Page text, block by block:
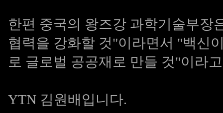
한편 중국의 왕즈강 과학기술부장
협력을 강화할 것"이라면서 "백신
로 글로벌 공공재로 만들 것"이라
YTN 김원배입니다.